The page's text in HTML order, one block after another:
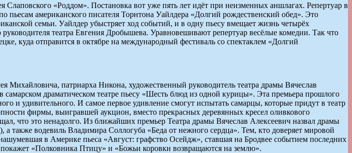
«Роддом». Постановка вот уже пять лет идёт при неизменных аншлагах. Репертуар в
пьесам американского писателя Торнтона Уайлдера «Долгий рождественский обед». Это
семьи. Уайлдер убыстряет ход событий, и в одну пьесу вмещает жизнь четырёх
театра Евгения Дробышева. Уравновешивают репертуар весёлые комедии. Так что
куда отправится в октябре на международный фестиваль со спектаклем «Долгий
Михайловича, патриарха Никона, художественный руководитель театра драмы Вячеслав
драматическом театре пьесу «Шесть блюд из одной курицы». Эта премьера прошлого
и удивительного. И самое первое удивление смогут испытать самарцы, которые придут в театр
фирмы, выигравшей аукцион, вместо прекрасных деревянных кресел оливкового
что это ненадолго. Из ближайших премьер Театра драмы Вячеслав Алексеевич назвал драмы
водевиль Владимира Соллогуба «Беда от нежного сердца». Тем, кто доверяет мировой
в Америке пьеса «Август: графство Осейдж», ставшая на Бродвее событием последних
«Полковника Птицу» и «Божьи коровки возвращаются на землю».